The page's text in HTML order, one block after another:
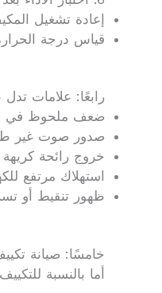
إعادة تشغيل
قياس درجة
رابعًا: علامات
ضعف ملحوظ في
صدور صوت غير
خروج رائحة
استهلاك مرتفع
ظهور تنقيط أو
خامسًا: صيانة
أما بالنسبة